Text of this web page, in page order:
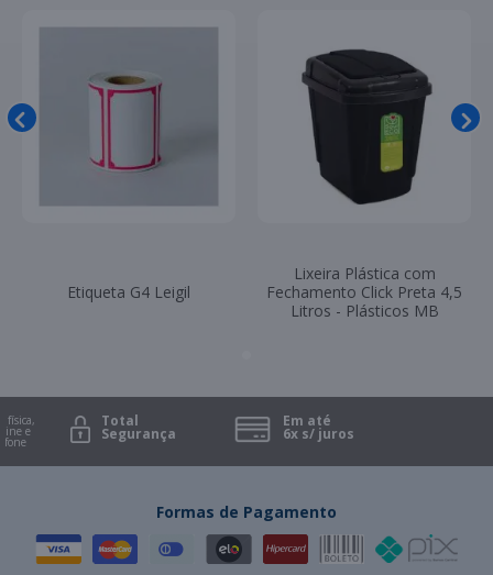
Etiqueta G4 Leigil
Lixeira Plástica com
Fechamento Click Preta 4,5
Litros - Plásticos MB
e
Total
Segurança
Em até
6x s/ juros
Formas de Pagamento